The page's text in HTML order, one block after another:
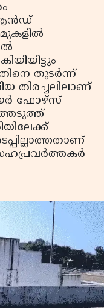
ആന്‍ഡ്
മുകളില്‍
തുടര്‍ന്ന്
തിരച്ചലിലാണ്
ഫോഴ്സ്